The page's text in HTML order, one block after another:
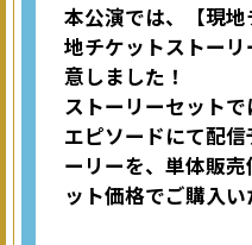
本公演では、【現
地チケットストー
意しました！
ストーリーセット
エピソードにて配
ーリーを、単体販
ット価格でご購入い